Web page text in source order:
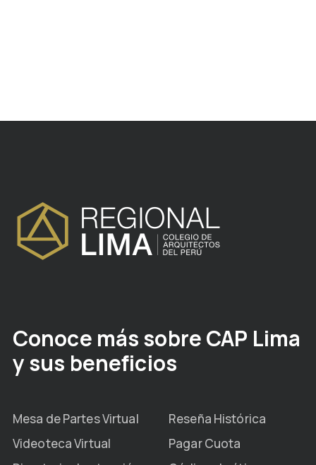
Conoce más sobre CAP Lima
y sus beneficios
Mesa de Partes Virtual
Reseña Histórica
Videoteca Virtual
Pagar Cuota